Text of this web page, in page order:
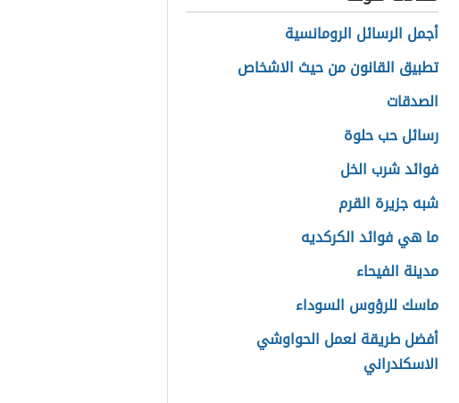
أجمل الرسائل الرومانسية
تطبيق القانون من حيث الاشخاص
الصدقات
رسائل حب حلوة
فوائد شرب الخل
شبه جزيرة القرم
ما هي فوائد الكركديه
مدينة الفيحاء
ماسك للرؤوس السوداء
أفضل طريقة لعمل الحواوشي
الاسكندراني